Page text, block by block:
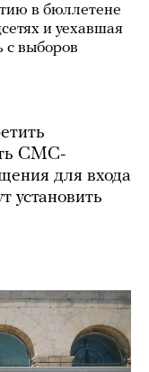
в бюллетене
и уехавшая
с выборов
СМС-
для входа
установить